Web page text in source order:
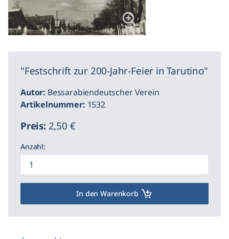
"Festschrift zur 200-Jahr-Feier in Tarutino"
Autor: Bessarabiendeutscher Verein
Artikelnummer: 1532
Preis:2,50 €
Anzahl:
In den Warenkorb